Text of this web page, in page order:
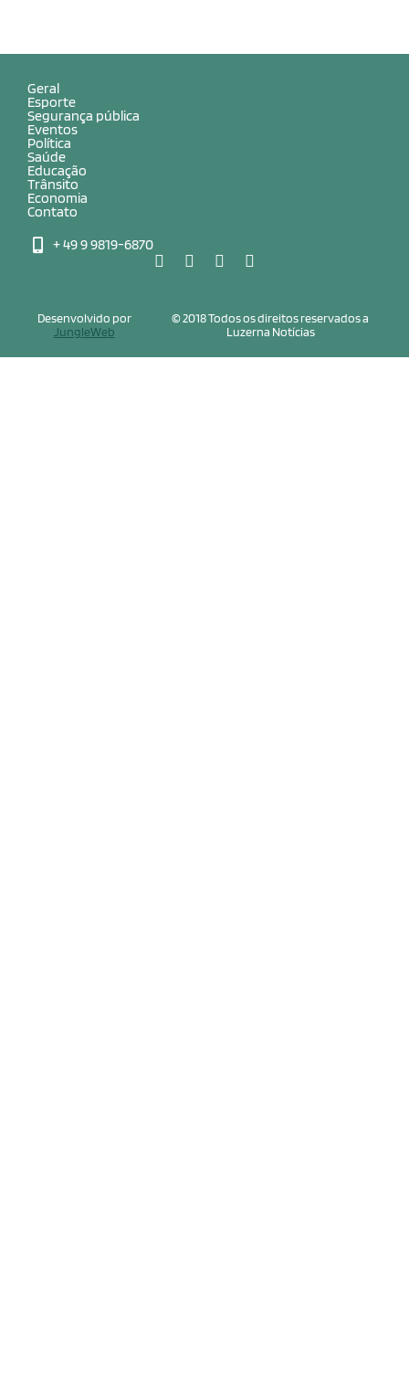
Geral
Esporte
Segurança pública
Eventos
Política
Saúde
Educação
Trânsito
Economia
Contato
+ 49 9 9819-6870
© 2018 Todos os direitos reservados a
Luzerna Notícias
Desenvolvido por
JungleWeb